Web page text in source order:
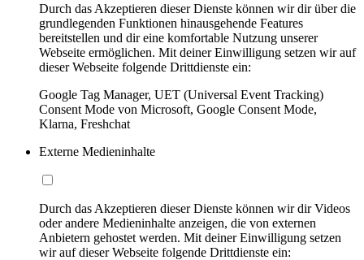
Durch das Akzeptieren dieser Dienste können wir dir über die
grundlegenden Funktionen hinausgehende Features
bereitstellen und dir eine komfortable Nutzung unserer
Webseite ermöglichen. Mit deiner Einwilligung setzen wir auf
dieser Webseite folgende Drittdienste ein:
Google Tag Manager, UET (Universal Event Tracking)
Consent Mode von Microsoft, Google Consent Mode,
Klarna, Freshchat
Externe Medieninhalte
Durch das Akzeptieren dieser Dienste können wir dir Videos
oder andere Medieninhalte anzeigen, die von externen
Anbietern gehostet werden. Mit deiner Einwilligung setzen
wir auf dieser Webseite folgende Drittdienste ein: